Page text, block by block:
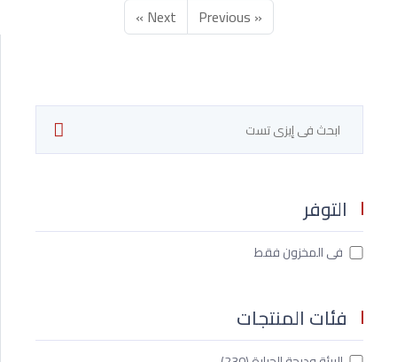
20,640 جنيه « Previous
Next »
التوفر
فى المخزون فقط
فئات المنتجات